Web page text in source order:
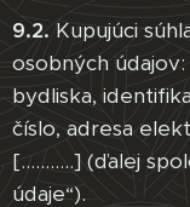
9.2. Kupujúci
osobných
bydliska,
číslo, adresa
[………..] (ďalej
údaje“).